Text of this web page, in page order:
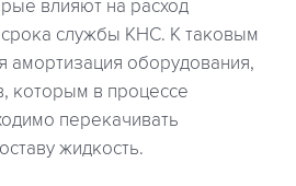
влияют на расход
срока службы КНС. К таковым
амортизация оборудования,
которым в процессе
перекачивать
жидкость.